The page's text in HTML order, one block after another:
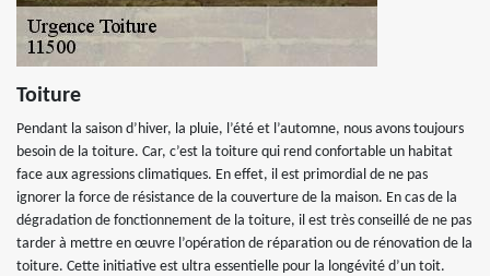
Toiture
Pendant la saison d’hiver, la pluie, l’été et l’automne, nous avons toujours
besoin de la toiture. Car, c’est la toiture qui rend confortable un habitat
face aux agressions climatiques. En effet, il est primordial de ne pas
ignorer la force de résistance de la couverture de la maison. En cas de la
dégradation de fonctionnement de la toiture, il est très conseillé de ne pas
tarder à mettre en œuvre l’opération de réparation ou de rénovation de la
toiture. Cette initiative est ultra essentielle pour la longévité d’un toit.